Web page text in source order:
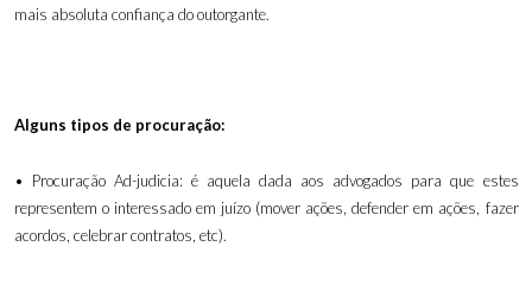
mais absoluta confiança do outorgante.
Alguns tipos de procuração:
• Procuração Ad-judicia: é aquela dada aos advogados para que estes
representem o interessado em juízo (mover ações, defender em ações, fazer
acordos, celebrar contratos, etc).